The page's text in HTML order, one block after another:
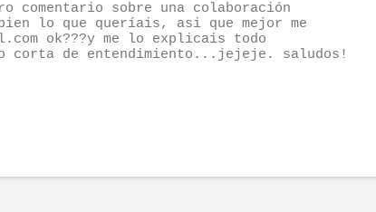
comentario sobre una colaboración
lo que queríais, asi que mejor me
ok???y me lo explicais todo
corta de entendimiento...jejeje. saludos!